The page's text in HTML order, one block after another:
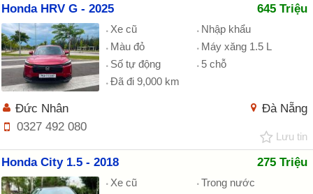
Honda HRV G - 2025 645 Triệu
Xe cũ
Nhập khẩu
Màu đỏ
Máy xăng 1.5 L
Số tự động
5 chỗ
Đã đi 9,000 km
Đà Nẵng
Đức Nhân
0327 492 080
Lưu tin
Honda City 1.5 - 2018 275 Triệu
Xe cũ
Trong nước